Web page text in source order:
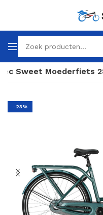
Sweet Moederfiets
-23%